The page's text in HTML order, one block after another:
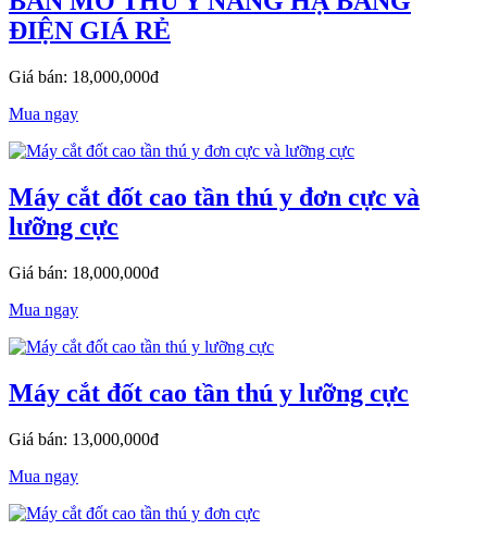
ĐIỆN GIÁ RẺ
Giá bán: 18,000,000đ
Mua ngay
Máy cắt đốt cao tần thú y đơn cực và
lưỡng cực
Giá bán: 18,000,000đ
Mua ngay
Máy cắt đốt cao tần thú y lưỡng cực
Giá bán: 13,000,000đ
Mua ngay